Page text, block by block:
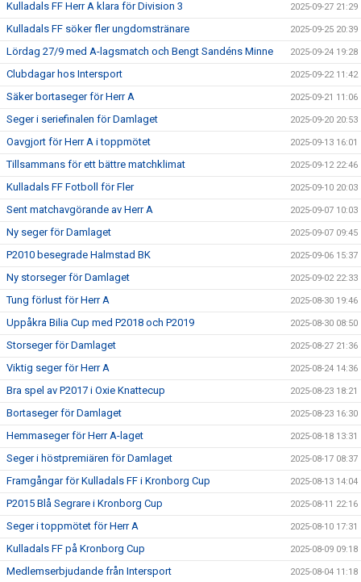
Kulladals FF Herr A klara för Division 3 2025-09-27 21:29
Kulladals FF söker fler ungdomstränare 2025-09-25 20:39
Lördag 27/9 med A-lagsmatch och Bengt Sandéns Minne 2025-09-24 19:28
Clubdagar hos Intersport 2025-09-22 11:42
Säker bortaseger för Herr A 2025-09-21 11:06
Seger i seriefinalen för Damlaget 2025-09-20 20:53
Oavgjort för Herr A i toppmötet 2025-09-13 16:01
Tillsammans för ett bättre matchklimat 2025-09-12 22:46
Kulladals FF Fotboll för Fler 2025-09-10 20:03
Sent matchavgörande av Herr A 2025-09-07 10:03
Ny seger för Damlaget 2025-09-07 09:45
P2010 besegrade Halmstad BK 2025-09-06 15:37
Ny storseger för Damlaget 2025-09-02 22:33
Tung förlust för Herr A 2025-08-30 19:46
Uppåkra Bilia Cup med P2018 och P2019 2025-08-30 08:50
Storseger för Damlaget 2025-08-27 21:36
Viktig seger för Herr A 2025-08-24 14:36
Bra spel av P2017 i Oxie Knattecup 2025-08-23 18:21
Bortaseger för Damlaget 2025-08-23 16:30
Hemmaseger för Herr A-laget 2025-08-18 13:31
Seger i höstpremiären för Damlaget 2025-08-17 08:37
Framgångar för Kulladals FF i Kronborg Cup 2025-08-13 14:04
P2015 Blå Segrare i Kronborg Cup 2025-08-11 22:16
Seger i toppmötet för Herr A 2025-08-10 17:31
Kulladals FF på Kronborg Cup 2025-08-09 09:18
Medlemserbjudande från Intersport 2025-08-04 11:18